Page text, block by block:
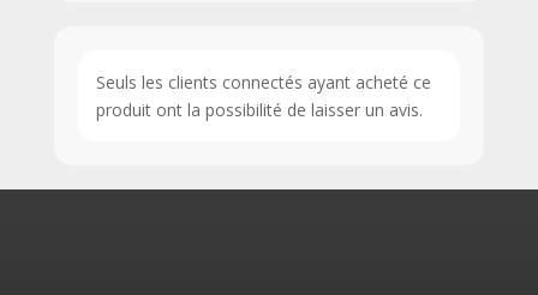
Seuls les clients connectés ayant acheté ce
produit ont la possibilité de laisser un avis.